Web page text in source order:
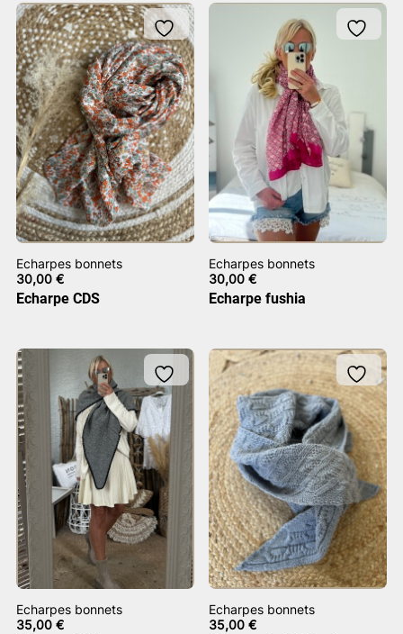
Echarpes bonnets
30,00 €
Echarpe CDS
Echarpes bonnets
30,00€
Echarpe fushia
Echarpes bonnets
35,00 €
Echarpes bonnets
35,00€